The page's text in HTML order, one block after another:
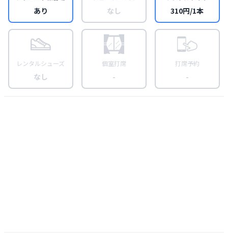
あり なし 310円/1本
レンタルシューズ
なし
個室打席
-
打席予約
-